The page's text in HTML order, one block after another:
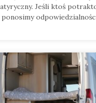
Jeśli ktoś
ponosimy